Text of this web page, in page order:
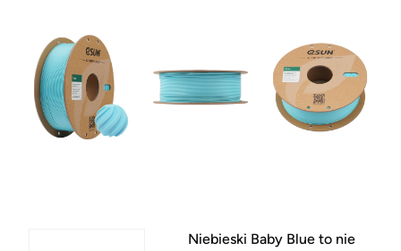
Niebieski Baby Blue to nie